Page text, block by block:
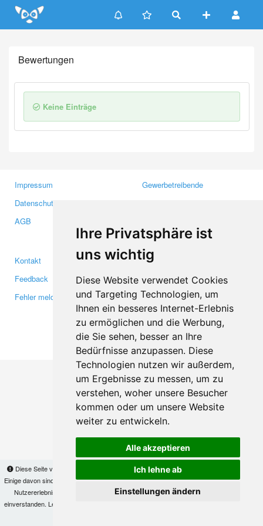
Ihre Privatsphäre ist
uns wichtig
Diese Website verwendet Cookies
und Targeting Technologien, um
Ihnen ein besseres Internet-Erlebnis
zu ermöglichen und die Werbung,
die Sie sehen, besser an Ihre
Bedürfnisse anzupassen. Diese
Technologien nutzen wir außerdem,
um Ergebnisse zu messen, um zu
verstehen, woher unsere Besucher
kommen oder um unsere Website
weiter zu entwickeln.
Alle akzeptieren
Ich lehne ab
Einstellungen ändern
Update cookies preferences
Diese Seite verwendet Cookies, um Informationen auf Ihrem Computer zu speichern.
Einige davon sind notwendig, damit unsere Seite funktioniert, andere helfen uns dabei, das
Nutzererlebnis zu verbessern. Mit der Nutzung dieser Seite erklären Sie sich damit
einverstanden. Lesen Sie unsere
Bewertungen
Keine Einträge
Impressum
Datenschutzerklärung
AGB
Gewerbetreibende
Medien
Kontakt
Feedback
Fehler melden
Facebook
Twitter
YouTube
Google+
Makis© Copyright 2026